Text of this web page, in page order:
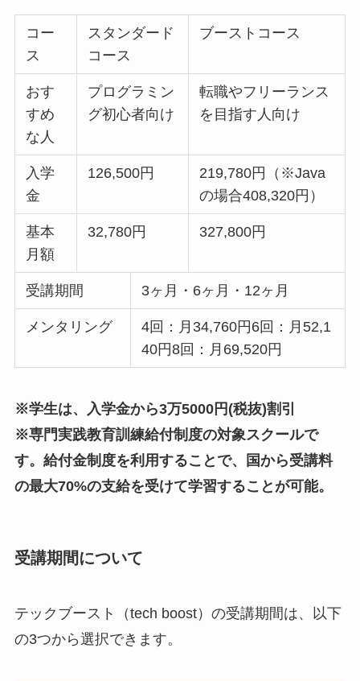
コー
ス
スタンダード
コース
ブーストコース
おす
すめ
な人
プログラミン
グ初心者向け
転職やフリーランス
を目指す人向け
入学
金
126,500円
219,780円（※Java
の場合408,320円）
基本
月額
32,780円 327,800円
受講期間 3ヶ月・6ヶ月・12ヶ月
メンタリング
4回：月34,760円6回：月52,1
40円8回：月69,520円
※学生は、入学金から3万5000円(税抜)割引
※専門実践教育訓練給付制度の対象スクールで
す。給付金制度を利用することで、国から受講料
の最大70%の支給を受けて学習することが可能。
受講期間について
テックブースト（tech boost）の受講期間は、以下
の3つから選択できます。